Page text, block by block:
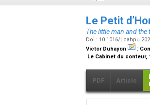
Le Petit
The little man and the
Doi : 10.1016/
Victor Duhayon
:
Le Cabinet du conteur,
PDF Article